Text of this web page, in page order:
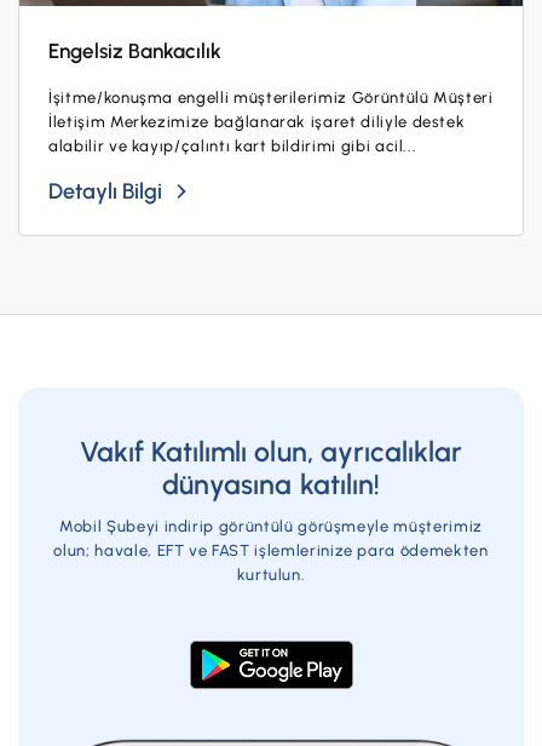
Engelsiz Bankacılık
İşitme/konuşma engelli müşterilerimiz Görüntülü Müşteri
İletişim Merkezimize bağlanarak işaret diliyle destek
alabilir ve kayıp/çalıntı kart bildirimi gibi acil...
Detaylı Bilgi
Vakıf Katılımlı olun, ayrıcalıklar
dünyasına katılın!
Mobil Şubeyi indirip görüntülü görüşmeyle müşterimiz
olun; havale, EFT ve FAST işlemlerinize para ödemekten
kurtulun.